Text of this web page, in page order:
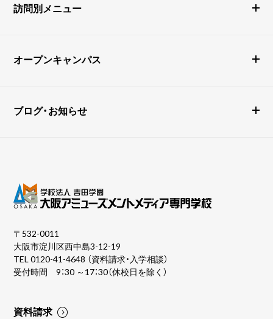
訪問別メニュー
オープンキャンパス
ブログ・お知らせ
〒532-0011
大阪市淀川区西中島3-12-19
TEL0120-41-4648 （資料請求・入学相談）
受付時間 9：30 ～17：30（休校日を除く）
資料請求